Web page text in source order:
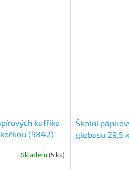
kufříků
(9842)
Skladem (5 ks)
Školní
globusu 29,5